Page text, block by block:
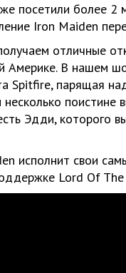
посетили более 2
Iron Maiden
отличные
Америке. В нашем
Spitfire, парящая
Эдди, которого
исполнит свои
Lord Of